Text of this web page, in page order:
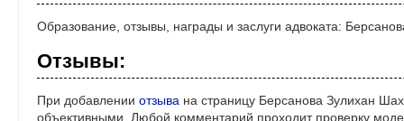
Образование, отзывы, награды и заслуги адвоката:
Отзывы:
При добавлении отзыва на страницу Берсанова Зулихан
объективными. Любой комментарий проходит проверку